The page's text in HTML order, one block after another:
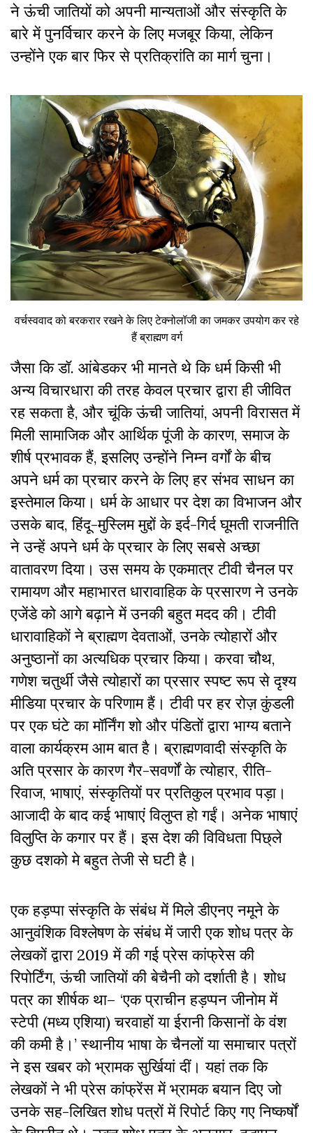
ने ऊंची जातियों को अपनी मान्यताओं और संस्कृति के
बारे में पुनर्विचार करने के लिए मजबूर किया,लेकिन
उन्होंने एक बार फिर से प्रतिक्रांति का मार्ग चुना।
वर्चस्ववाद को बरकरार रखने के लिए टेक्नोलॉजी का जमकर उपयोग कर रहे
हैं ब्राह्मण वर्ग
जैसा कि डॉ. आंबेडकर भी मानते थे कि धर्म किसी भी
अन्य विचारधारा की तरह केवल प्रचार द्वारा ही जीवित
रह सकता है, और चूंकि ऊंची जातियां, अपनी विरासत में
मिली सामाजिक और आर्थिक पूंजी के कारण,समाज के
शीर्ष प्रभावक हैं,इसलिए उन्होंने निम्न वर्गों के बीच
अपने धर्म का प्रचार करने के लिए हर संभव साधन का
इस्तेमाल किया। धर्म के आधार पर देश का विभाजन और
उसके बाद,हिंदू-मुस्लिम मुद्दों के इर्द-गिर्द घूमती राजनीति
ने उन्हें अपने धर्म के प्रचार के लिए सबसे अच्छा
वातावरण दिया। उस समय के एकमात्र टीवी चैनल पर
रामायण और महाभारत धारावाहिक के प्रसारण ने उनके
एजेंडे को आगे बढ़ाने में उनकी बहुत मदद की। टीवी
धारावाहिकों ने ब्राह्मण देवताओं,उनके त्योहारों और
अनुष्ठानों का अत्यधिक प्रचार किया। करवा चौथ,
गणेश चतुर्थी जैसे त्योहारों का प्रसार स्पष्ट रूप से दृश्य
मीडिया प्रचार के परिणाम हैं। टीवी पर हर रोज़ कुंडली
पर एक घंटे का मॉर्निंग शो और पंडितों द्वारा भाग्य बताने
वाला कार्यक्रम आम बात है। ब्राह्मणवादी संस्कृति के
अति प्रसार के कारण गैर-सवर्णों के त्योहार,रीति-
रिवाज, भाषाएं,संस्कृतियों पर प्रतिकुल प्रभाव पड़ा।
आजादी के बाद कई भाषाएं विलुप्त हो गईं। अनेक भाषाएं
विलुप्ति के कगार पर हैं।इस देश की विविधता पिछ्ले
कुछ दशको मे बहुत तेजी से घटी है।
एक हड़प्पा संस्कृति के संबंध में मिले डीएनए नमूने के
आनुवंशिक विश्लेषण के संबंध में जारी एक शोध पत्र के
लेखकों द्वारा 2019 में की गई प्रेस कांफ्रेस की
रिपोर्टिंग,ऊंची जातियों की बेचैनी को दर्शाती है। शोध
पत्र का शीर्षक था– ‘एक प्राचीन हड़प्पन जीनोम में
स्टेपी (मध्य एशिया) चरवाहों या ईरानी किसानों के वंश
की कमी है।’ स्थानीय भाषा के चैनलों या समाचार पत्रों
ने इस खबर को भ्रामक सुर्खियां दीं। यहां तककि
लेखकों ने भी प्रेस कांफ्रेंस में भ्रामक बयान दिए जो
उनके सह-लिखित शोध पत्रों में रिपोर्ट किए गए निष्कर्षों